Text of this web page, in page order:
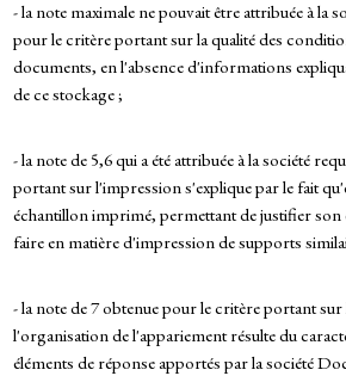
- la note maximale ne pouvait être attribuée à la
pour le critère portant sur la qualité des
documents, en l'absence d'informations
de ce stockage ;
- la note de 5,6 qui a été attribuée à la société
portant sur l'impression s'explique par le fait
échantillon imprimé, permettant de justifier son
faire en matière d'impression de supports
- la note de 7 obtenue pour le critère portant sur
l'organisation de l'appariement résulte du
éléments de réponse apportés par la société